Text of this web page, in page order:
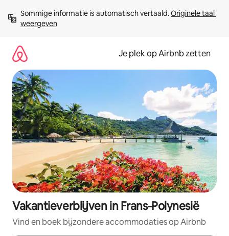
direct
naar
Sommige informatie is automatisch vertaald. Originele taal
weergeven
Je plek op Airbnb zetten
Vakantieverblijven in Frans-Polynesië
Vind en boek bijzondere accommodaties op Airbnb